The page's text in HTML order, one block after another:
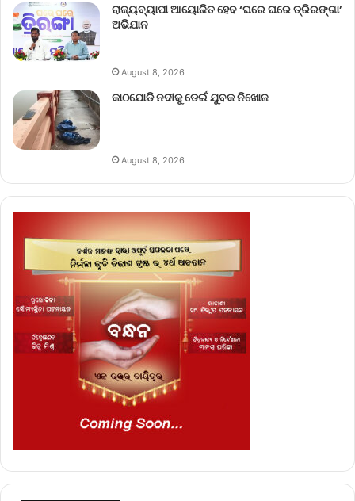
ରାଜ୍ୟବ୍ୟାପୀ ଆୟୋଜିତ ହେବ ‘ଘରେ ଘରେ ତ୍ରିରଙ୍ଗା’
ଅଭିଯାନ
August 8, 2026
କାଠଯୋଡି ନଦୀକୁ ଡେଇଁ ଯୁବକ ନିଖୋଜ
August 8, 2026